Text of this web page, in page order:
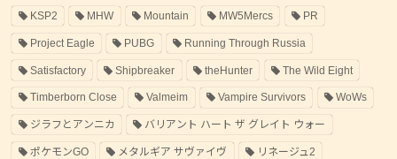
KSP2 MHW Mountain MW5Mercs PR
Project Eagle PUBG Running Through Russia
Satisfactory Shipbreaker theHunter The Wild Eight
Timberborn Close Valmeim Vampire Survivors WoWs
ジラフとアンニカ バリアント ハート ザ グレイト ウォー
ポケモンGO メタルギア サヴァイヴ リネージュ2